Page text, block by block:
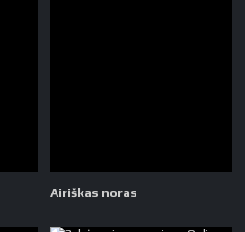
Airiškas noras